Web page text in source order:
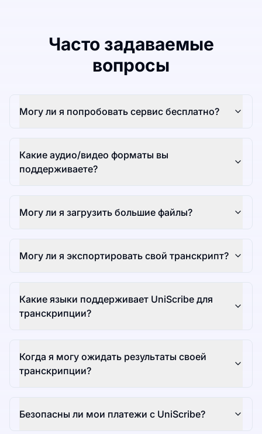
Часто задаваемые
вопросы
Могу ли я попробовать сервис бесплатно?
Какие аудио/видео форматы вы
поддерживаете?
Могу ли я загрузить большие файлы?
Могу ли я экспортировать свой транскрипт?
Какие языки поддерживает UniScribe для
транскрипции?
Когда я могу ожидать результаты своей
транскрипции?
Безопасны ли мои платежи с UniScribe?